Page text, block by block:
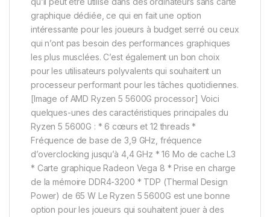
graphique dédiée, ce qui en fait une option
intéressante pour les joueurs à budget serré ou ceux
qui n’ont pas besoin des performances graphiques
les plus musclées. C’est également un bon choix
pour les utilisateurs polyvalents qui souhaitent un
processeur performant pour les tâches quotidiennes.
[Image of AMD Ryzen 5 5600G processor] Voici
quelques-unes des caractéristiques principales du
Ryzen 5 5600G : * 6 cœurs et 12 threads *
Fréquence de base de 3,9 GHz, fréquence
d’overclocking jusqu’à 4,4 GHz * 16 Mo de cache L3
* Carte graphique Radeon Vega 8 * Prise en charge
de la mémoire DDR4-3200 * TDP (Thermal Design
Power) de 65 W Le Ryzen 5 5600G est une bonne
option pour les joueurs qui souhaitent jouer à des